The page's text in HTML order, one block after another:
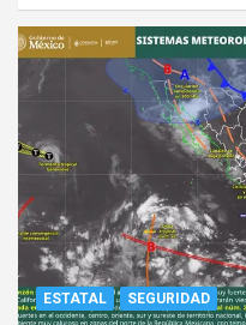
ESTATAL SEGURIDAD